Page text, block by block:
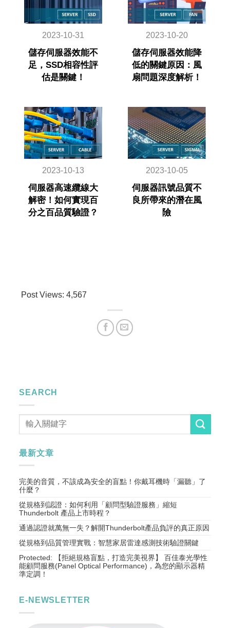
2023-10-31
儲存伺服器效能不
足，SSD相容性評
估是關鍵！
2023-10-20
儲存伺服器效能降
低的關鍵原因：風
扇問題深度解析！
2023-10-13
伺服器高速纜線大
解密！如何實現百
分之百品質驗證？
2023-10-05
伺服器訊號品質不
良所帶來的潛在風
險
Post Views:4,567
SEARCH
最新文章
完美的音質，不該成為安全的盲點！你戴耳機時「漏聽」了
什麼？
從規格到認證：如何利用「顧問型驗證服務」縮短
Thunderbolt 產品上市時程？
通過認證就萬無一失？解開Thunderbolt產品負評的真正原因
從規格到品質管理實戰：智慧家居雷達感測技術驗證關鍵
Protected: 【拒絕規格盲點，打造完美視界】 百佳泰光學性
能顧問服務(Panel Optical Performance)，為您的顯示器精
準定調！
E-NEWSLETTER